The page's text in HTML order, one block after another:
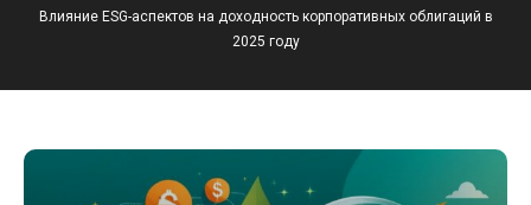
Влияние ESG-аспектов на доходность корпоративных облигаций в
2025 году